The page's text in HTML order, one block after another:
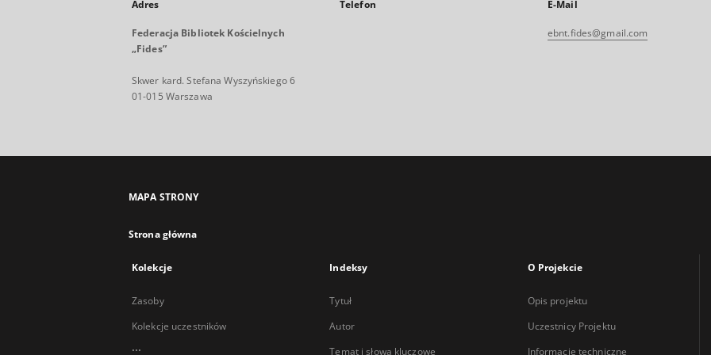
Adres
Federacja Bibliotek Kościelnych
„Fides”
Skwer kard. Stefana Wyszyńskiego 6
01-015 Warszawa
Telefon E-Mail
ebnt.fides@gmail.com
MAPA STRONY
Strona główna
Kolekcje
Zasoby
Kolekcje uczestników
...
Indeksy
Tytuł
Autor
Temat i słowa kluczowe
O Projekcie
Opis projektu
Uczestnicy Projektu
Informacje techniczne